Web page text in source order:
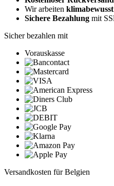
Wir arbeiten klimabewusst
Sichere Bezahlung mit
Sicher bezahlen mit
Vorauskasse
Versandkosten für Belgien